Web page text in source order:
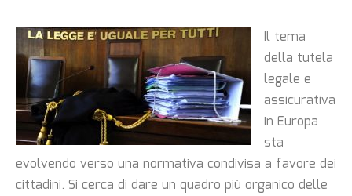
Il tema
della tutela
legale e
assicurativa
in Europa
sta
evolvendo verso una normativa condivisa a favore dei
cittadini. Si cerca di dare un quadro più organico delle